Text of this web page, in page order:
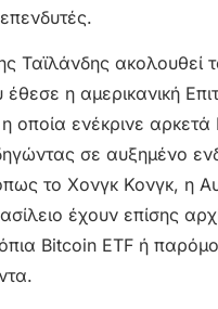
Ταϊλάνδης ακολουθεί
η αμερικανική
οποία ενέκρινε αρκετά
σε αυξημένο
το Χονγκ Κονγκ, η
έχουν επίσης
Bitcoin ETF ή